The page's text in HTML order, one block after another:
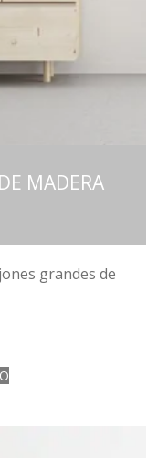
MADERA
grandes de